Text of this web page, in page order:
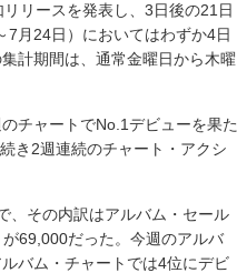
リースを発表し、3日後の21日
7月24日）においてはわずか4日
計期間は、通常金曜日から木曜
チャートでNo.1デビューを果た
き2週連続のチャート・アクシ
、その内訳はアルバム・セール
69,000だった。今週のアルバ
バム・チャートでは4位にデビ